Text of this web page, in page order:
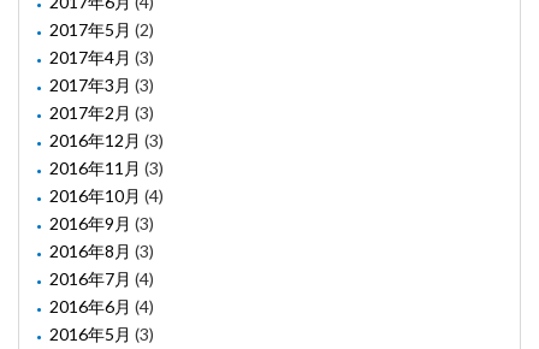
2017年5月 (2)
2017年4月 (3)
2017年3月 (3)
2017年2月 (3)
2016年12月 (3)
2016年11月 (3)
2016年10月 (4)
2016年9月 (3)
2016年8月 (3)
2016年7月 (4)
2016年6月 (4)
2016年5月 (3)